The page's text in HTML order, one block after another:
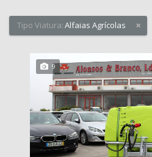
Tipo Viatura:Alfaias Agrícolas
9